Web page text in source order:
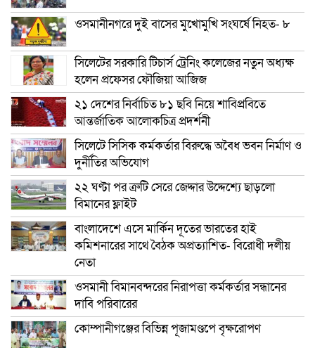
ওসমানীনগরে দুই বাসের মুখোমুখি সংঘর্ষে নিহত- ৮
সিলেটের সরকারি টিচার্স ট্রেনিং কলেজের নতুন অধ্যক্ষ
হলেন প্রফেসর ফৌজিয়া আজিজ
২১ দেশের নির্বাচিত ৮১ ছবি নিয়ে শাবিপ্রবিতে
আন্তর্জাতিক আলোকচিত্র প্রদর্শনী
সিলেটে সিসিক কর্মকর্তার বিরুদ্ধে অবৈধ ভবন নির্মাণ ও
দুর্নীতির অভিযোগ
২২ ঘণ্টা পর ত্রুটি সেরে জেদ্দার উদ্দেশ্যে ছাড়লো
বিমানের ফ্লাইট
বাংলাদেশে এসে মার্কিন দূতের ভারতের হাই
কমিশনারের সাথে বৈঠক অপ্রত্যাশিত- বিরোধী দলীয়
নেতা
ওসমানী বিমানবন্দরের নিরাপত্তা কর্মকর্তার সন্ধানের
দাবি পরিবারের
কোম্পানীগঞ্জের বিভিন্ন পূজামণ্ডপে বৃক্ষরোপণ